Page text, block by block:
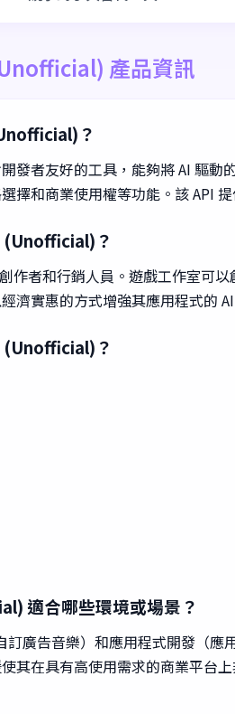
產品資訊
？
者友好的工具，能夠將 AI 驅動
和商業使用權等功能。該 API
？
作者和行銷人員。遊戲工作室可
濟實惠的方式增強其應用程式的
？
適合哪些環境或場景？
廣告音樂）和應用程式開發（
其在具有高使用需求的商業平台上